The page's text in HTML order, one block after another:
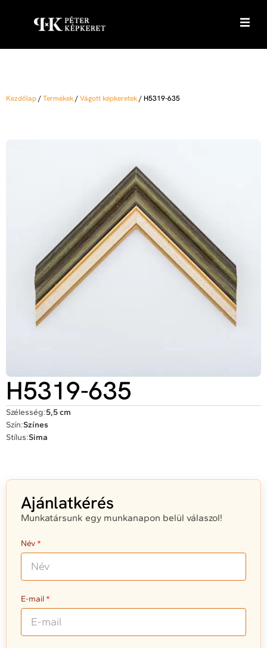
Kezdőlap/Termékek/Vágott képkeretek/H5319-635
H5319-635
Szélesség:5,5 cm
Szín:Színes
Stílus:Sima
Ajánlatkérés
Munkatársunk egy munkanapon belül válaszol!
Név
E-mail